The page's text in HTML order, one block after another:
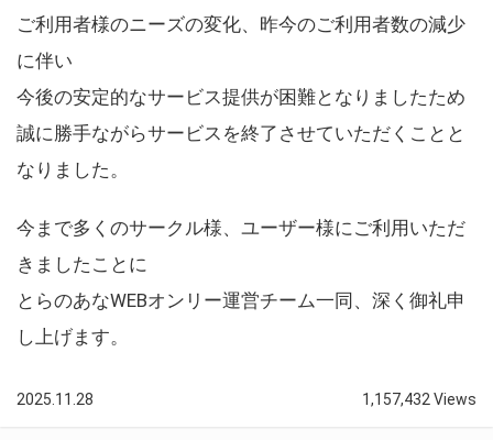
ご利用者様のニーズの変化、昨今のご利用者数の減少
に伴い
今後の安定的なサービス提供が困難となりましたため
誠に勝手ながらサービスを終了させていただくことと
なりました。
今まで多くのサークル様、ユーザー様にご利用いただ
きましたことに
とらのあなWEBオンリー運営チーム一同、深く御礼申
し上げます。
2025.11.28 1,157,432 Views